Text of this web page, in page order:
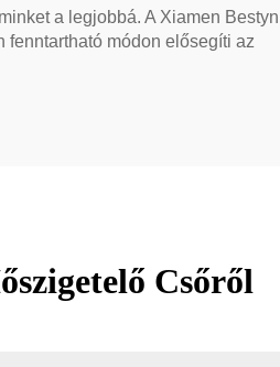
a legjobbá. A Xiamen Bestyn
módon elősegíti az
Csőről